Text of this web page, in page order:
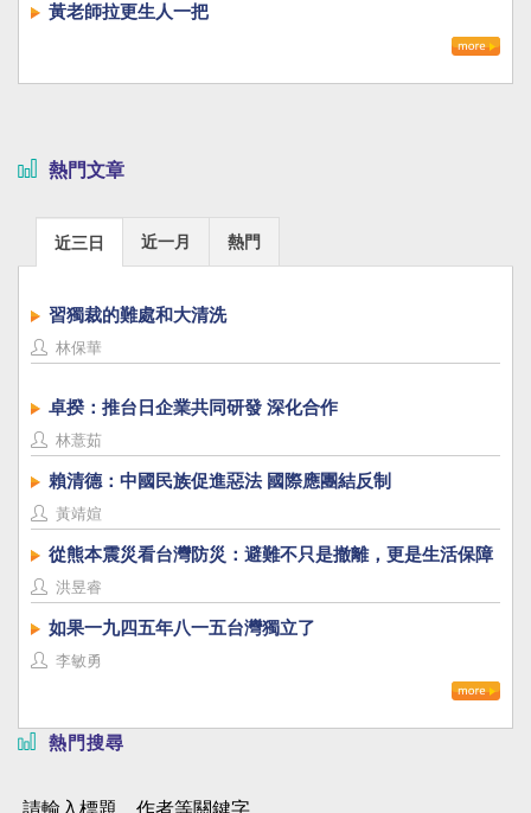
黃老師拉更生人一把
熱門文章
近三日 近一月 熱門
習獨裁的難處和大清洗
林保華
卓揆：推台日企業共同研發 深化合作
林薏茹
賴清德：中國民族促進惡法 國際應團結反制
黃靖媗
從熊本震災看台灣防災：避難不只是撤離，更是生活保障
洪昱睿
如果一九四五年八一五台灣獨立了
李敏勇
熱門搜尋